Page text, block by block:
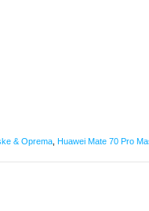
& Oprema Huawei Mate 70 Pro